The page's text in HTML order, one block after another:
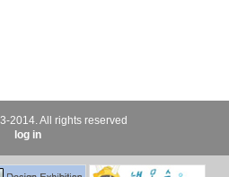
2014. All rights reserved
log in